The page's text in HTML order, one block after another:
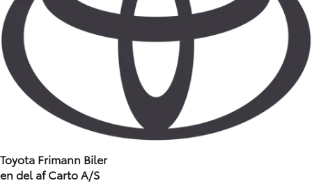
Toyota Frimann Biler
en del af Carto A/S